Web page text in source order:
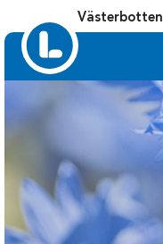
Västerbotten